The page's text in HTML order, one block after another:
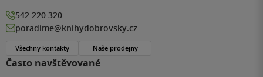
Často navštěvované
542 220 320
poradime@knihydobrovsky.cz
Všechny kontakty Naše prodejny